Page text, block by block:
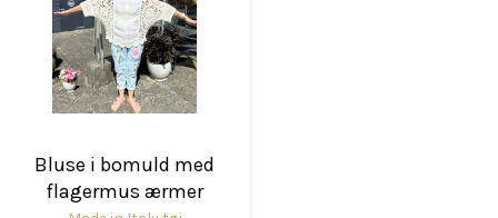
Bluse i bomuld med
flagermus ærmer